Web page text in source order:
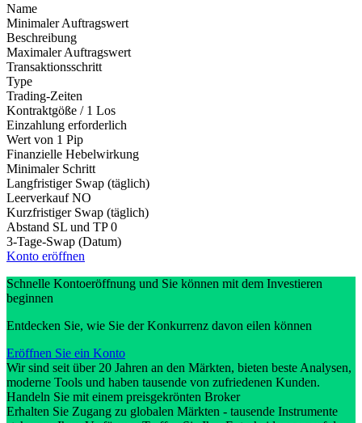
Name
Minimaler Auftragswert
Beschreibung
Maximaler Auftragswert
Transaktionsschritt
Type
Trading-Zeiten
Kontraktgöße / 1 Los
Einzahlung erforderlich
Wert von 1 Pip
Finanzielle Hebelwirkung
Minimaler Schritt
Langfristiger Swap (täglich)
Leerverkauf NO
Kurzfristiger Swap (täglich)
Abstand SL und TP 0
3-Tage-Swap (Datum)
Konto eröffnen
Schnelle Kontoeröffnung und Sie können mit dem Investieren
beginnen
Entdecken Sie, wie Sie der Konkurrenz davon eilen können
Eröffnen Sie ein Konto
Wir sind seit über 20 Jahren an den Märkten, bieten beste Analysen,
moderne Tools und haben tausende von zufriedenen Kunden.
Handeln Sie mit einem preisgekrönten Broker
Erhalten Sie Zugang zu globalen Märkten - tausende Instrumente